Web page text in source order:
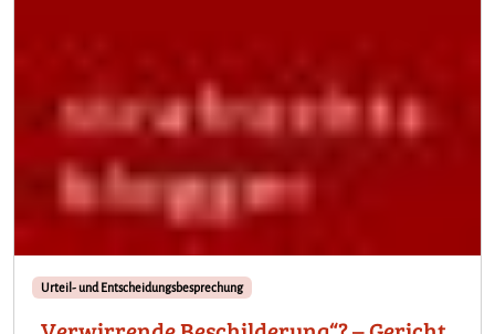
Urteil- und Entscheidungsbesprechung